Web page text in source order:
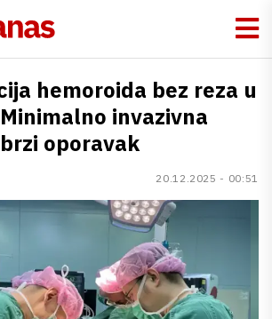
hemoroida bez reza u
invazivna
oporavak
20.12.2025 - 00:51